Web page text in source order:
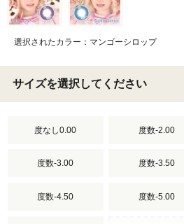
選択されたカラー：マンゴーシロップ
サイズを選択してください
度なし0.00 度数-2.00
度数-3.00 度数-3.50
度数-4.50 度数-5.00